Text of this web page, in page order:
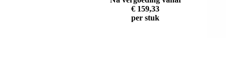
€ 159,33
per stuk